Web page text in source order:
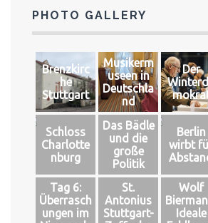
PHOTO GALLERY
Brenzkirc
he
Stuttgart
Musikerm
useen in
Deutschla
nd
Der
Schloss
Charlotte
nburg
Das Bädle
und die
große
Politik
Berlin
wirbt
Tag 6:
Überrasch
ungen im
St.
Antonius
Stuttgart-
Wolf
Ideale